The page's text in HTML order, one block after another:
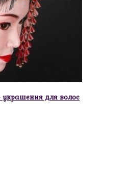
для волос